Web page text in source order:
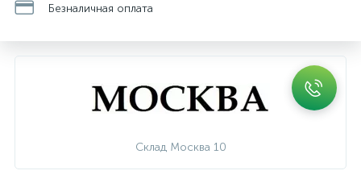
Безналичная оплата
Склад Москва 10